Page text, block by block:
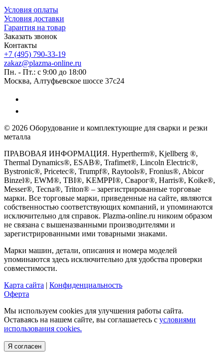
Условия оплаты
Условия доставки
Гарантия на товар
Заказать звонок
Контакты
+7 (495) 790-33-19
zakaz@plazma-online.ru
Пн. - Пт.: с 9:00 до 18:00
Москва, Алтуфьевское шоссе 37с24
© 2026 Оборудование и комплектующие для сварки и резки
металла
ПРАВОВАЯ ИНФОРМАЦИЯ. Hypertherm®, Kjellberg ®,
Thermal Dynamics®, ESAB®, Trafimet®, Lincoln Electric®,
Bystronic®, Pricetec®, Trumpf®, Raytools®, Fronius®, Abicor
Binzel®, EWM®, TBI®, KEMPPI®, Сварог®, Harris®, Koike®,
Messer®, Tecna®, Triton® – зарегистрированные торговые
марки. Все торговые марки, приведенные на сайте, являются
собственностью соответствующих компаний, и упоминаются
исключительно для справок. Plazma-online.ru никоим образом
не связана с вышеназванными производителями и
зарегистрированными ими товарными знаками.
Марки машин, детали, описания и номера моделей
упоминаются здесь исключительно для удобства проверки
совместимости.
Карта сайта | Конфиденциальность
Оферта
Мы используем cookies для улучшения работы сайта.
Оставаясь на нашем сайте, вы соглашаетесь с условиями
использования cookies.
Я согласен